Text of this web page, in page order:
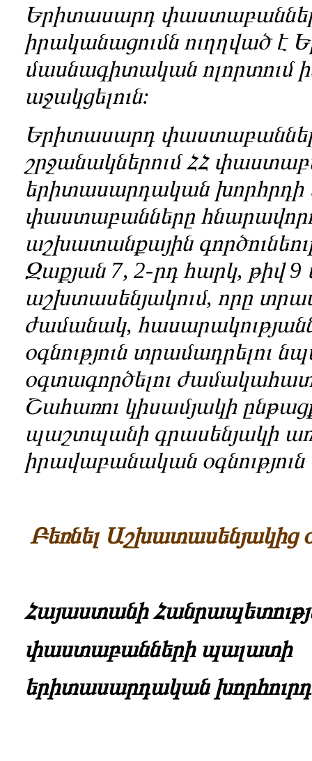
Երիտասարդ
իրականացումն ուղղված
մասնագիտական ոլորտում
աջակցելուն:
Երիտասարդ
շրջանակներում ՀՀ
երիտասարդական խորհրդի
փաստաբանները
աշխատանքային
Զաքյան 7, 2-րդ հարկ, թիվ 9
աշխտասենյակում, որը
ժամանակ,
օգնություն
օգտագործելու
Շահառու կիսամյակի
պաշտպանի գրասենյակի
իրավաբանական
Բեռնել Աշխատասենյակից
Հայաստանի
փաստաբանների պալատի
երիտասարդական խորհուրդ